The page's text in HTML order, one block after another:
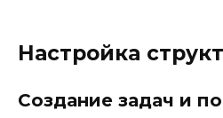
Настройка
Создание задач и